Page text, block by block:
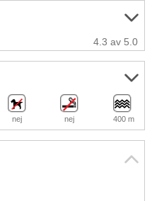
4.3 av 5.0
nej nej 400 m